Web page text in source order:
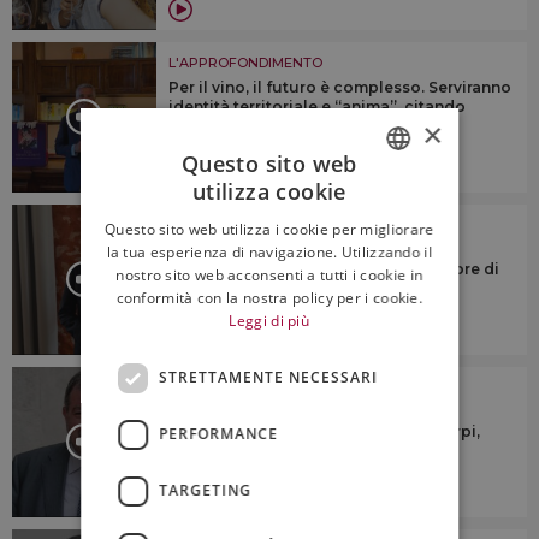
L'APPROFONDIMENTO
Per il vino, il futuro è complesso. Serviranno
identità territoriale e “anima”, citando
L'APPROFONDIMENTO
“Dovremmo cercare di riunire le
denominazioni sotto un numero minore di
L'APPROFONDIMENTO
generalizzazioni su taglio rese o estirpi,
ENGLISH
×
Questo sito web
utilizza cookie
Questo sito web utilizza i cookie per migliorare
la tua esperienza di navigazione. Utilizzando il
nostro sito web acconsenti a tutti i cookie in
conformità con la nostra policy per i cookie.
Leggi di più
STRETTAMENTE NECESSARI
PERFORMANCE
TARGETING